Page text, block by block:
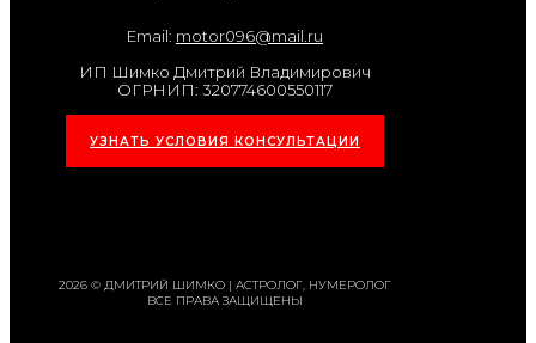
Email: motor096@mail.ru
ИП Шимко Дмитрий Владимирович
ОГРНИП: 320774600550117
УЗНАТЬ УСЛОВИЯ КОНСУЛЬТАЦИИ
2026 © ДМИТРИЙ ШИМКО | АСТРОЛОГ, НУМЕРОЛОГ
ВСЕ ПРАВА ЗАЩИЩЕНЫ